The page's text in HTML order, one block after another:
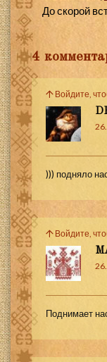
До скорой
4
Войдите,
))) подняло
Войдите,
Поднимает